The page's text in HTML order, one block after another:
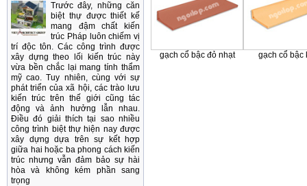
Trước đây, những căn
biệt thự được thiết kế
mang đậm chất kiến
trúc Pháp luôn chiếm vị
trí độc tôn. Các công trình được
xây dựng theo lối kiến trúc này
vừa bền chắc lại mang tính thẩm
mỹ cao. Tuy nhiên, cùng với sự
phát triển của xã hội, các trào lưu
kiến trúc trên thế giới cũng tác
động và ảnh hưởng lẫn nhau.
Điều đó giải thích tại sao nhiều
công trình biệt thự hiện nay được
xây dựng dựa trên sự kết hợp
giữa hai hoặc ba phong cách kiến
trúc nhưng vẫn đảm bảo sự hài
hòa và không kém phần sang
trọng
gạch cổ bậc đỏ nhạt gạch cổ bậc